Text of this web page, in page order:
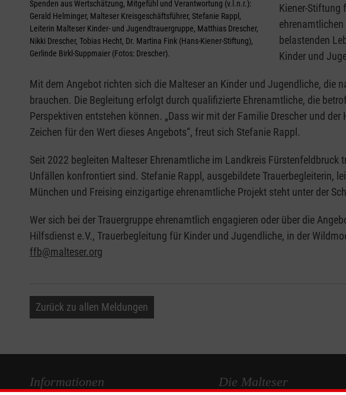
Spenden aus Wertschätzung, Mitgefühl und Verantwortung (v.l.n.r.):
Gerald Helminger, Malteser Kreisgeschäftsführer, Stefanie Rappl,
Leiterin Malteser Kinder- und Jugendtrauergruppe, Matthias Drescher,
Nikki Drescher, Tobias Hecht, Dr. Martina Fink (Hans-Kiener-Stiftung),
Gerlinde Birkl-Suppmaier (Fotos: Drescher).
Kiener-Stiftung
belastenden
Kinder und
Mit dem Angebot richten sich die Malteser an Kinder und Jugendliche, die
brauchen. Die Begleitung erfolgt durch qualifizierte Ehrenamtliche, die
Perspektiven entstehen können. „Dass wir mit der Familie Drescher und
Zeichen für den Wert dieses Angebots“, freut sich Stefanie Rappl.
Seit 2022 begleiten Malteser Ehrenamtliche im Landkreis
Unfällen konfrontiert sind. Stefanie Rappl, ausgebildete Trauerbegleiterin,
München und Freising einzigartige ehrenamtliche Projekt steht unter der
Wer sich bei der Trauergruppe ehrenamtlich engagieren oder über die
Hilfsdienst e.V., Trauerbegleitung für Kinder und Jugendliche, in der
ffb@malteser.org
Zurück zu allen Meldungen
Informationen Die Malteser